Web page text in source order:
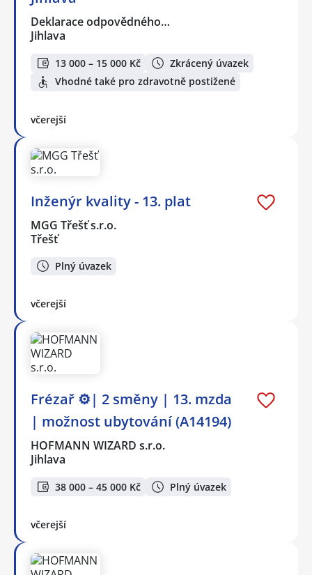
Deklarace odpovědného…
Jihlava
13 000 – 15 000 Kč
Zkrácený úvazek
Vhodné také pro zdravotně postižené
včerejší
Inženýr kvality - 13. plat
MGG Třešť s.r.o.
Třešť
Plný úvazek
včerejší
Frézař ⚙️| 2 směny | 13. mzda
| možnost ubytování (A14194)
HOFMANN WIZARD s.r.o.
Jihlava
38 000 – 45 000 Kč Plný úvazek
včerejší